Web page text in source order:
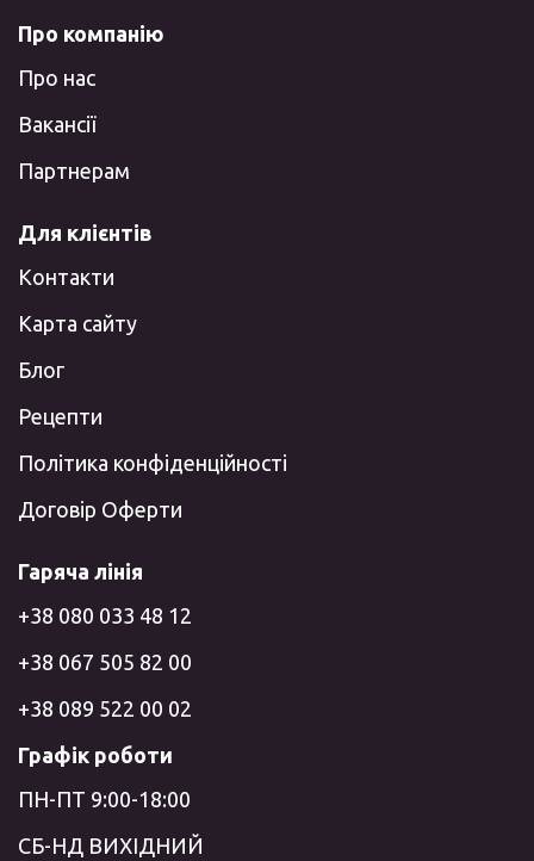
Про компанію
Про нас
Вакансії
Партнерам
Для клієнтів
Контакти
Карта сайту
Блог
Рецепти
Політика конфіденційності
Договір Оферти
Гаряча лінія
+38 080 033 48 12
+38 067 505 82 00
+38 089 522 00 02
Графік роботи
ПН-ПТ 9:00-18:00
СБ-НД ВИХІДНИЙ